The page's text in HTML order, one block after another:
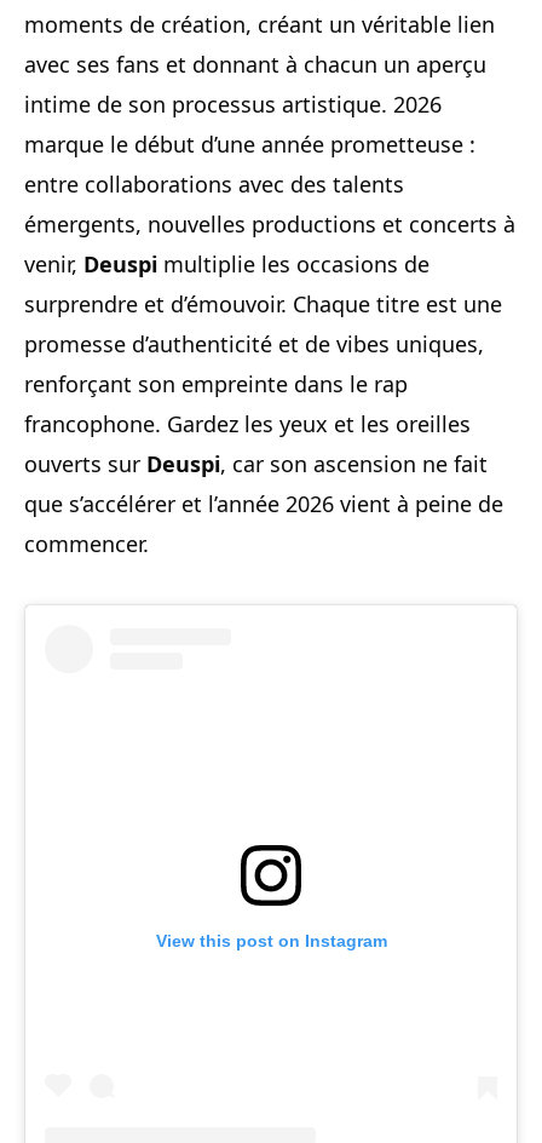
moments de création, créant un véritable lien
avec ses fans et donnant à chacun un aperçu
intime de son processus artistique. 2026
marque le début d’une année prometteuse :
entre collaborations avec des talents
émergents, nouvelles productions et concerts à
venir, Deuspi multiplie les occasions de
surprendre et d’émouvoir. Chaque titre est une
promesse d’authenticité et de vibes uniques,
renforçant son empreinte dans le rap
francophone. Gardez les yeux et les oreilles
ouverts sur Deuspi, car son ascension ne fait
que s’accélérer et l’année 2026 vient à peine de
commencer.
View this post on Instagram